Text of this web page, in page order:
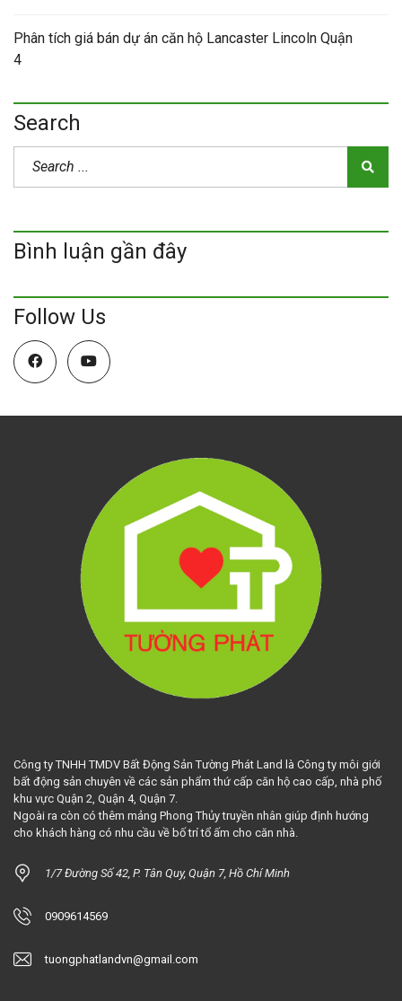
Phân tích giá bán dự án căn hộ Lancaster Lincoln Quận
4
Search
Bình luận gần đây
Follow Us
Công ty TNHH TMDV Bất Động Sản Tường Phát Land là Công ty môi giới
bất động sản chuyên về các sản phẩm thứ cấp căn hộ cao cấp, nhà phố
khu vực Quận 2, Quận 4, Quận 7.
Ngoài ra còn có thêm mảng Phong Thủy truyền nhân giúp định hướng
cho khách hàng có nhu cầu về bố trí tổ ấm cho căn nhà.
1/7 Đường Số 42, P. Tân Quy, Quận 7, Hồ Chí Minh
0909614569
tuongphatlandvn@gmail.com